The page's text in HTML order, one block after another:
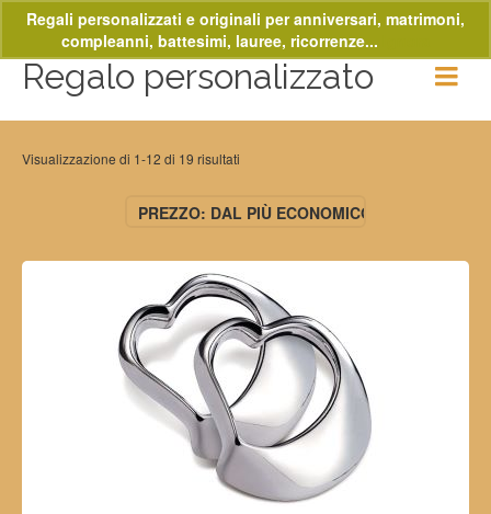
Regalo personalizzato
Visualizzazione di 1-12 di 19 risultati
PREZZO: DAL PIÙ ECONOMICO
Regali personalizzati e originali per anniversari, matrimoni,
compleanni, battesimi, lauree, ricorrenze...